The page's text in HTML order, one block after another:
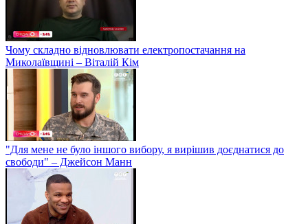
Чому складно відновлювати електропостачання на
Миколаївщині – Віталій Кім
"Для мене не було іншого вибору, я вирішив доєднатися до
свободи" – Джейсон Манн